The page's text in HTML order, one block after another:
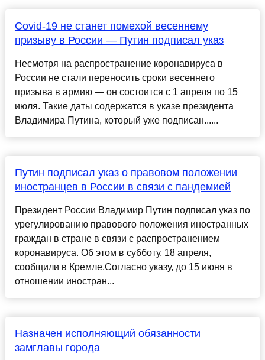
Covid-19 не станет помехой весеннему
призыву в России — Путин подписал указ
Несмотря на распространение коронавируса в
России не стали переносить сроки весеннего
призыва в армию — он состоится с 1 апреля по 15
июля. Такие даты содержатся в указе президента
Владимира Путина, который уже подписан......
Путин подписал указ о правовом положении
иностранцев в России в связи с пандемией
Президент России Владимир Путин подписал указ по
урегулированию правового положения иностранных
граждан в стране в связи с распространением
коронавируса. Об этом в субботу, 18 апреля,
сообщили в Кремле.Согласно указу, до 15 июня в
отношении иностран...
Назначен исполняющий обязанности
замглавы города